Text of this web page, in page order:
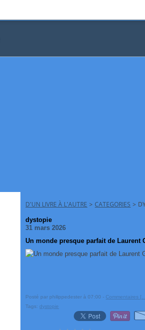
D'UN LIVRE À L'AUTRE > CATEGORIES >
dystopie
31 mars 2026
Un monde presque parfait de Laurent
Posté par philippedester à 07:00 - Commentaires [
Tags:dystopie